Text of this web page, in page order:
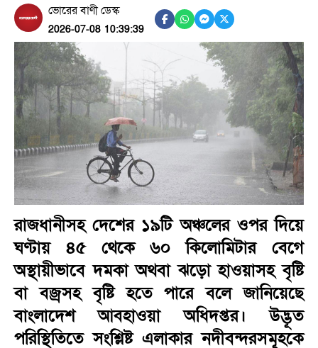
ভোরের বাণী ডেস্ক
2026-07-08 10:39:39
রাজধানীসহ দেশের ১৯টি অঞ্চলের ওপর দিয়ে
ঘণ্টায় ৪৫ থেকে ৬০ কিলোমিটার বেগে
অস্থায়ীভাবে দমকা অথবা ঝড়ো হাওয়াসহ বৃষ্টি
বা বজ্রসহ বৃষ্টি হতে পারে বলে জানিয়েছে
বাংলাদেশ আবহাওয়া অধিদপ্তর। উদ্ভূত
পরিস্থিতিতে সংশ্লিষ্ট এলাকার নদীবন্দরসমূহকে